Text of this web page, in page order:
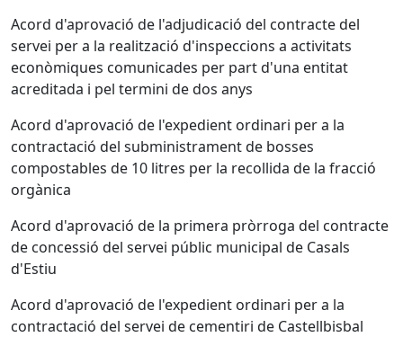
Acord d'aprovació de l'adjudicació del contracte del
servei per a la realització d'inspeccions a activitats
econòmiques comunicades per part d'una entitat
acreditada i pel termini de dos anys
Acord d'aprovació de l'expedient ordinari per a la
contractació del subministrament de bosses
compostables de 10 litres per la recollida de la fracció
orgànica
Acord d'aprovació de la primera pròrroga del contracte
de concessió del servei públic municipal de Casals
d'Estiu
Acord d'aprovació de l'expedient ordinari per a la
contractació del servei de cementiri de Castellbisbal